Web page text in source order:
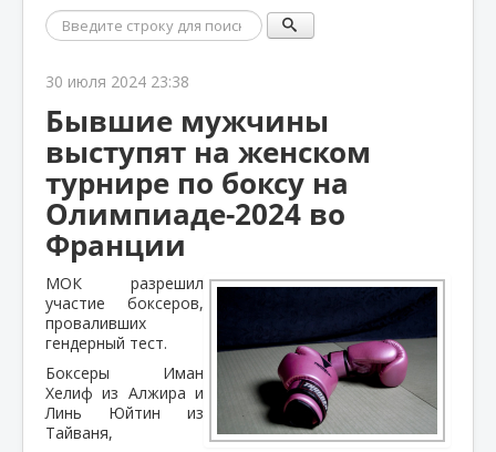
Поиск
30 июля 2024 23:38
Бывшие мужчины
выступят на женском
турнире по боксу на
Олимпиаде-2024 во
Франции
МОК разрешил
участие боксеров,
проваливших
гендерный тест.
Боксеры Иман
Хелиф из Алжира и
Линь Юйтин из
Тайваня,